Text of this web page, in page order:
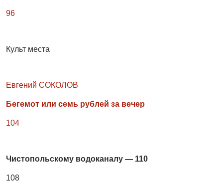
96
Культ места
Евгений СОКОЛОВ
Бегемот или семь рублей за вечер
104
Чистопольскому водоканалу — 110
108